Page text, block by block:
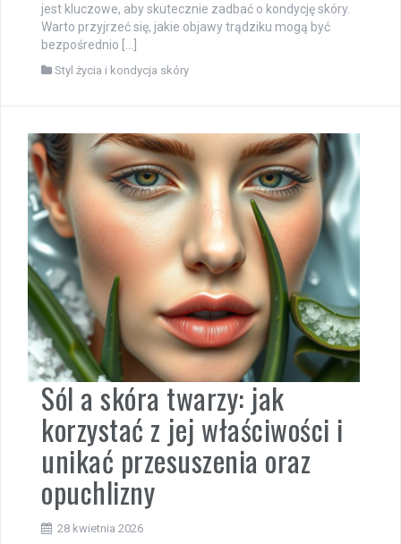
jest kluczowe, aby skutecznie zadbać o kondycję skóry.
Warto przyjrzeć się, jakie objawy trądziku mogą być
bezpośrednio […]
Styl życia i kondycja skóry
Sól a skóra twarzy: jak
korzystać z jej właściwości i
unikać przesuszenia oraz
opuchlizny
28 kwietnia 2026